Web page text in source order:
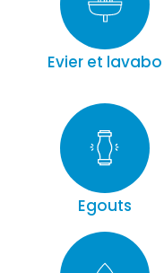
Evier et lavabo
Egouts